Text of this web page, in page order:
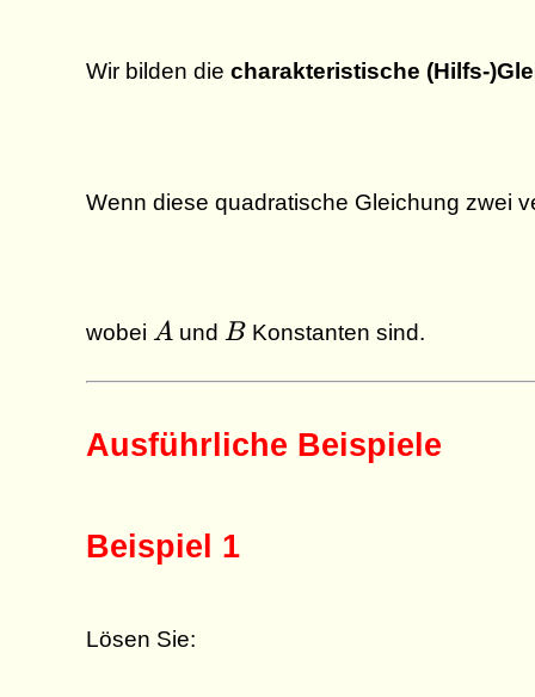
Wir bilden die charakteristische (Hilfs-
Wenn diese quadratische Gleichung zwei
wobei A
A und B
B Konstanten sind.
Ausführliche Beispiele
Beispiel 1
Lösen Sie: